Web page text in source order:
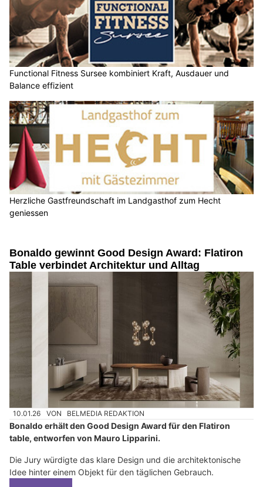
Functional Fitness Sursee kombiniert Kraft, Ausdauer und
Balance effizient
Herzliche Gastfreundschaft im Landgasthof zum Hecht
geniessen
Bonaldo gewinnt Good Design Award: Flatiron
Table verbindet Architektur und Alltag
10.01.26 VON BELMEDIA REDAKTION
Bonaldo erhält den Good Design Award für den Flatiron
table, entworfen von Mauro Lipparini.
Die Jury würdigte das klare Design und die architektonische
Idee hinter einem Objekt für den täglichen Gebrauch.